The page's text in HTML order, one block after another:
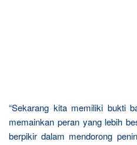
“Sekarang kita memiliki bukti
memainkan peran yang lebih
berpikir dalam mendorong